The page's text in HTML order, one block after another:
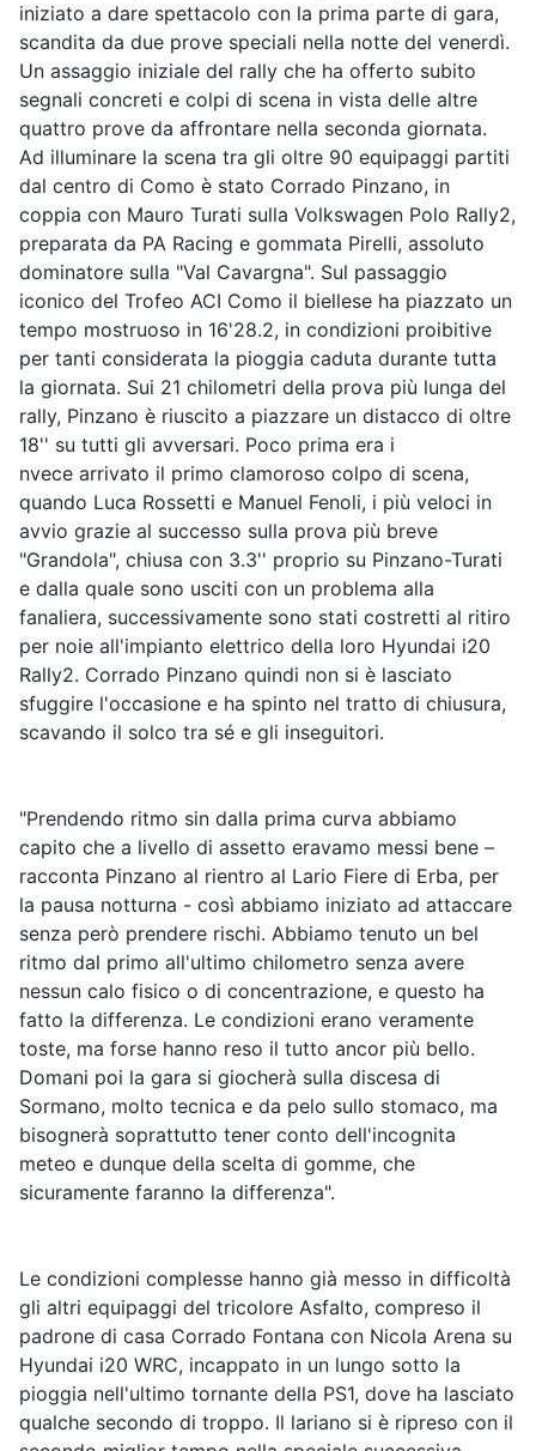
iniziato a dare spettacolo con la prima parte di gara,
scandita da due prove speciali nella notte del venerdì.
Un assaggio iniziale del rally che ha offerto subito
segnali concreti e colpi di scena in vista delle altre
quattro prove da affrontare nella seconda giornata.
Ad illuminare la scena tra gli oltre 90 equipaggi partiti
dal centro di Como è stato Corrado Pinzano, in
coppia con Mauro Turati sulla Volkswagen Polo Rally2,
preparata da PA Racing e gommata Pirelli, assoluto
dominatore sulla "Val Cavargna". Sul passaggio
iconico del Trofeo ACI Como il biellese ha piazzato un
tempo mostruoso in 16'28.2, in condizioni proibitive
per tanti considerata la pioggia caduta durante tutta
la giornata. Sui 21 chilometri della prova più lunga del
rally, Pinzano è riuscito a piazzare un distacco di oltre
18'' su tutti gli avversari. Poco prima era i
nvece arrivato il primo clamoroso colpo di scena,
quando Luca Rossetti e Manuel Fenoli, i più veloci in
avvio grazie al successo sulla prova più breve
"Grandola", chiusa con 3.3'' proprio su Pinzano-Turati
e dalla quale sono usciti con un problema alla
fanaliera, successivamente sono stati costretti al ritiro
per noie all'impianto elettrico della loro Hyundai i20
Rally2. Corrado Pinzano quindi non si è lasciato
sfuggire l'occasione e ha spinto nel tratto di chiusura,
scavando il solco tra sé e gli inseguitori.
"Prendendo ritmo sin dalla prima curva abbiamo
capito che a livello di assetto eravamo messi bene –
racconta Pinzano al rientro al Lario Fiere di Erba, per
la pausa notturna - così abbiamo iniziato ad attaccare
senza però prendere rischi. Abbiamo tenuto un bel
ritmo dal primo all'ultimo chilometro senza avere
nessun calo fisico o di concentrazione, e questo ha
fatto la differenza. Le condizioni erano veramente
toste, ma forse hanno reso il tutto ancor più bello.
Domani poi la gara si giocherà sulla discesa di
Sormano, molto tecnica e da pelo sullo stomaco, ma
bisognerà soprattutto tener conto dell'incognita
meteo e dunque della scelta di gomme, che
sicuramente faranno la differenza".
Le condizioni complesse hanno già messo in difficoltà
gli altri equipaggi del tricolore Asfalto, compreso il
padrone di casa Corrado Fontana con Nicola Arena su
Hyundai i20 WRC, incappato in un lungo sotto la
pioggia nell'ultimo tornante della PS1, dove ha lasciato
qualche secondo di troppo. Il lariano si è ripreso con il